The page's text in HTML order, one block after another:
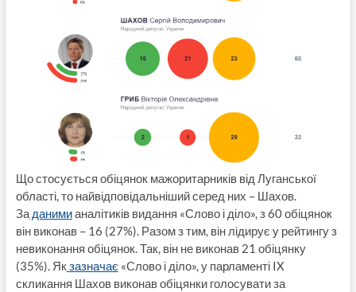
Що стосується обіцянок мажоритарників від Луганської
області, то найвідповідальніший серед них – Шахов.
Заданимианалітиків видання «Слово і діло», з 60 обіцянок
він виконав – 16 (27%). Разом з тим, він лідирує у рейтингу з
невиконання обіцянок. Так, він не виконав 21 обіцянку
(35%). Якзазначає «Слово і діло», у парламенті IX
скликання Шахов виконав обіцянки голосувати за